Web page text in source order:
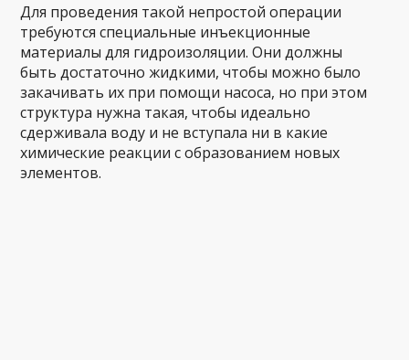
Для проведения такой непростой операции
требуются специальные инъекционные
материалы для гидроизоляции. Они должны
быть достаточно жидкими, чтобы можно было
закачивать их при помощи насоса, но при этом
структура нужна такая, чтобы идеально
сдерживала воду и не вступала ни в какие
химические реакции с образованием новых
элементов.